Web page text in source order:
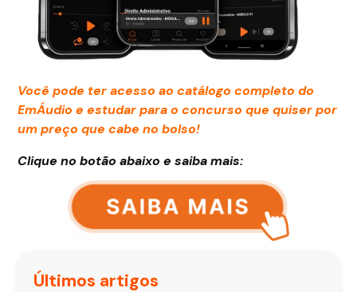
Você pode ter acesso ao catálogo completo do
EmÁudio e estudar para o concurso que quiser por
um preço que cabe no bolso!
Clique no botão abaixo e saiba mais:
Últimos artigos